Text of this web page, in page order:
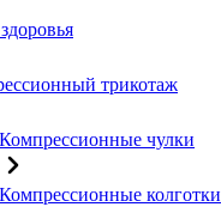
трикотаж
Компрессионные чулки
Компрессионные колготки